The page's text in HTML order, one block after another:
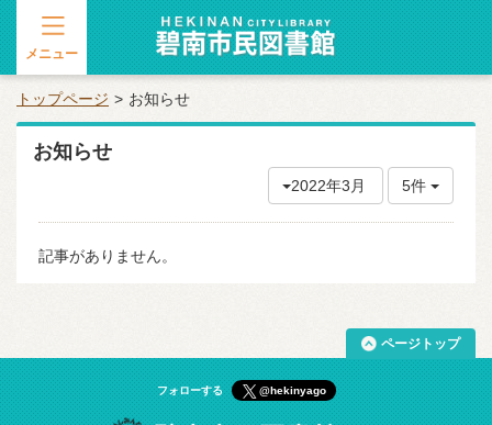
メニュー
トップページ お知らせ
お知らせ
2022年3月 5件
記事がありません。
ページトップ
フォローする @hekinyago